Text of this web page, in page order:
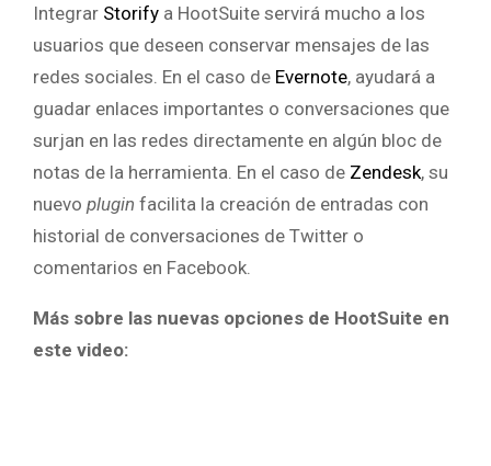
Integrar Storify a HootSuite servirá mucho a los
usuarios que deseen conservar mensajes de las
redes sociales. En el caso de Evernote, ayudará a
guadar enlaces importantes o conversaciones que
surjan en las redes directamente en algún bloc de
notas de la herramienta. En el caso de Zendesk, su
nuevo plugin facilita la creación de entradas con
historial de conversaciones de Twitter o
comentarios en Facebook.
Más sobre las nuevas opciones de HootSuite en
este video: